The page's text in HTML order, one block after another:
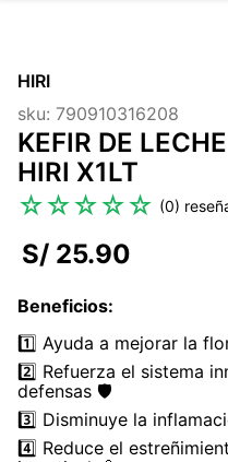
2.
3.
colageno
4.
lab nutrition
5 .
kefir
8.
melena leon
9.
stevia
10. proteina
HIRI
sku: 790910316208
KEFIR DE
HIRI X1LT
☆☆☆☆☆ (0)
S/ 25.90
Beneficios:
1️⃣ Ayuda a mejorar la
2️⃣ Refuerza el sistema
defensas 🛡️
3️⃣ Disminuye la
4️⃣ Reduce el